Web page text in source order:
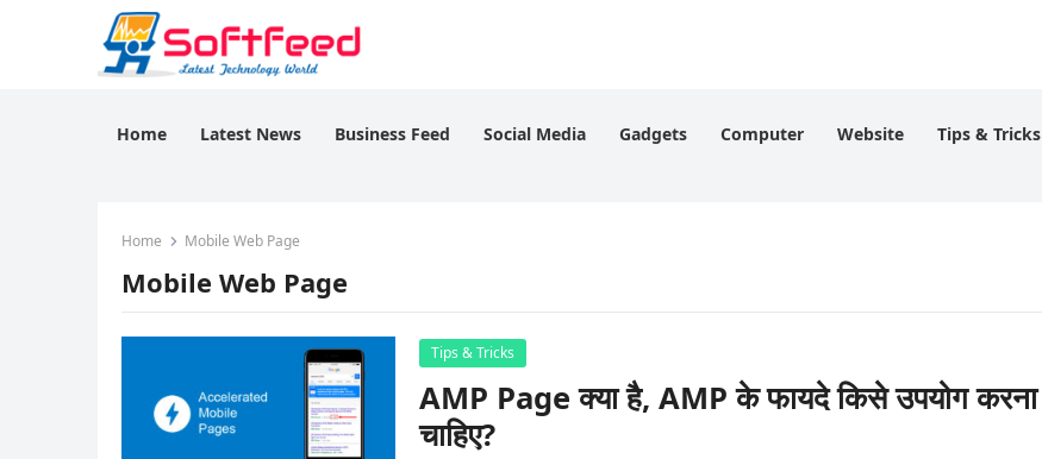
Home Latest News Business Feed Social Media Gadgets Computer Website Tips & Tricks
Home Mobile Web Page
Mobile Web Page
Tips & Tricks
AMP Page क्या है, AMP के फायदे किसे उपयोग करना
चाहिए?